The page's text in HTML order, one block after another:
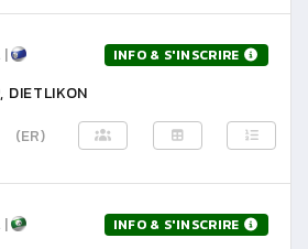
| INFO & S'INSCRIRE
DIETLIKON
(ER)
| INFO & S'INSCRIRE